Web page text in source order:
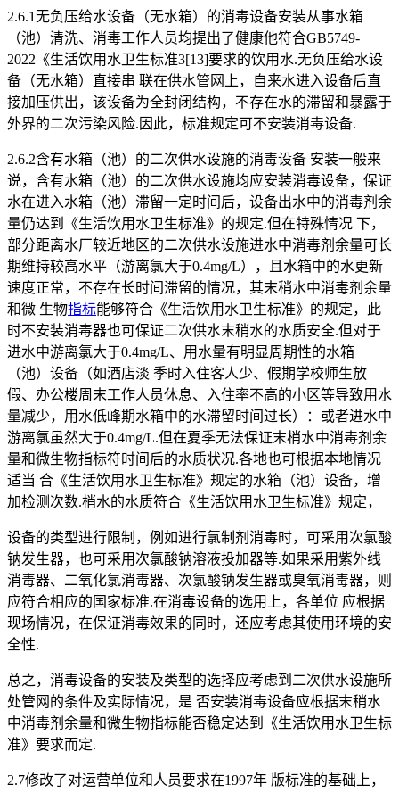
2.6.1无负压给水设备（无水箱）的消毒设备安装从事水箱
（池）清洗、消毒工作人员均提出了健康他符合GB5749-
2022《生活饮用水卫生标准3[13]要求的饮用水.无负压给水设
备（无水箱）直接串 联在供水管网上，自来水进入设备后直
接加压供出，该设备为全封闭结构，不存在水的滞留和暴露于
外界的二次污染风险.因此，标准规定可不安装消毒设备.
2.6.2含有水箱（池）的二次供水设施的消毒设备 安装一般来
说，含有水箱（池）的二次供水设施均应安装消毒设备，保证
水在进入水箱（池）滞留一定时间后，设备出水中的消毒剂余
量仍达到《生活饮用水卫生标准》的规定.但在特殊情况 下，
部分距离水厂较近地区的二次供水设施进水中消毒剂余量可长
期维持较高水平（游离氯大于0.4mg/L），且水箱中的水更新
速度正常，不存在长时间滞留的情况，其末稍水中消毒剂余量
和微 生物指标能够符合《生活饮用水卫生标准》的规定，此
时不安装消毒器也可保证二次供水末稍水的水质安全.但对于
进水中游离氯大于0.4mg/L、用水量有明显周期性的水箱
（池）设备（如酒店淡 季时入住客人少、假期学校师生放
假、办公楼周末工作人员休息、入住率不高的小区等导致用水
量减少，用水低峰期水箱中的水滞留时间过长）：或者进水中
游离氯虽然大于0.4mg/L.但在夏季无法保证末梢水中消毒剂余
量和微生物指标符时间后的水质状况.各地也可根据本地情况
适当 合《生活饮用水卫生标准》规定的水箱（池）设备，增
加检测次数.梢水的水质符合《生活饮用水卫生标准》规定，
设备的类型进行限制，例如进行氯制剂消毒时，可采用次氯酸
钠发生器，也可采用次氯酸钠溶液投加器等.如果采用紫外线
消毒器、二氧化氯消毒器、次氯酸钠发生器或臭氧消毒器，则
应符合相应的国家标准.在消毒设备的选用上，各单位 应根据
现场情况，在保证消毒效果的同时，还应考虑其使用环境的安
全性.
总之，消毒设备的安装及类型的选择应考虑到二次供水设施所
处管网的条件及实际情况，是 否安装消毒设备应根据末稍水
中消毒剂余量和微生物指标能否稳定达到《生活饮用水卫生标
准》要求而定.
2.7修改了对运营单位和人员要求在1997年 版标准的基础上，